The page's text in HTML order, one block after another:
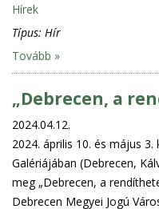
Hírek
Típus: Hír
Tovább »
„Debrecen, a
2024.04.12.
2024. április 10. és május
Galériájában (Debrecen,
meg „Debrecen, a
Debrecen Megyei Jogú